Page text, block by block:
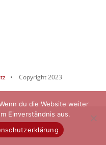
• Copyright 2023
du die Website weiter
Einverständnis aus.